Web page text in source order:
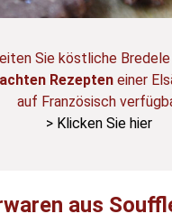
Sie köstliche
Rezepten einer
auf Französisch
> Klicken Sie hier
aus